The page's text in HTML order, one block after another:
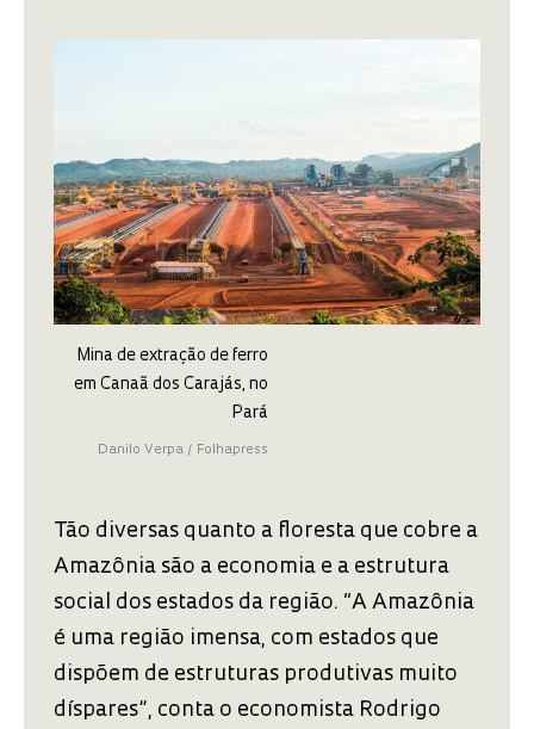
Mina de extração de ferro
em Canaã dos Carajás, no
Pará
Danilo Verpa / Folhapress
Tão diversas quanto a floresta que cobre a
Amazônia são a economia e a estrutura
social dos estados da região. “A Amazônia
é uma região imensa, com estados que
dispõem de estruturas produtivas muito
díspares”, conta o economista Rodrigo